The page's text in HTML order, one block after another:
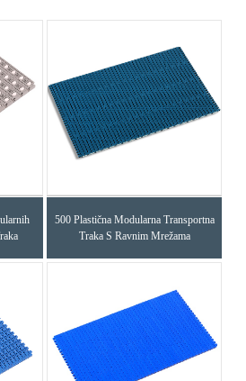
500 Plastična Modularna Transportna
Traka S Ravnim Mrežama